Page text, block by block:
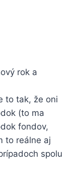
rok a
to tak, že oni
(to ma
fondov,
to reálne aj
spolu